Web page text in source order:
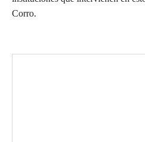
Corro.